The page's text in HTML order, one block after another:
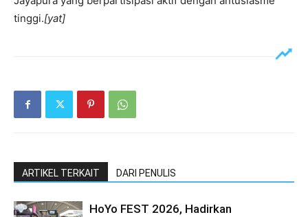
tinggi.[yat]
ARTIKEL TERKAIT DARI PENULIS
HoYo FEST 2026, Hadirkan